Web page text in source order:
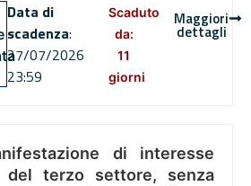
Data di
scadenza:
27/07/2026
23:59
Scaduto
da:
11
giorni
Maggiori
dettagli
di interesse
terzo settore, senza